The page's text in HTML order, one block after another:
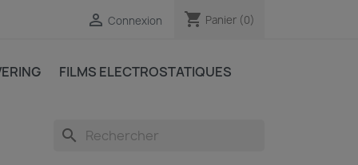
 Connexion shopping_cart Panier (0)
FILMS ELECTROSTATIQUES
search